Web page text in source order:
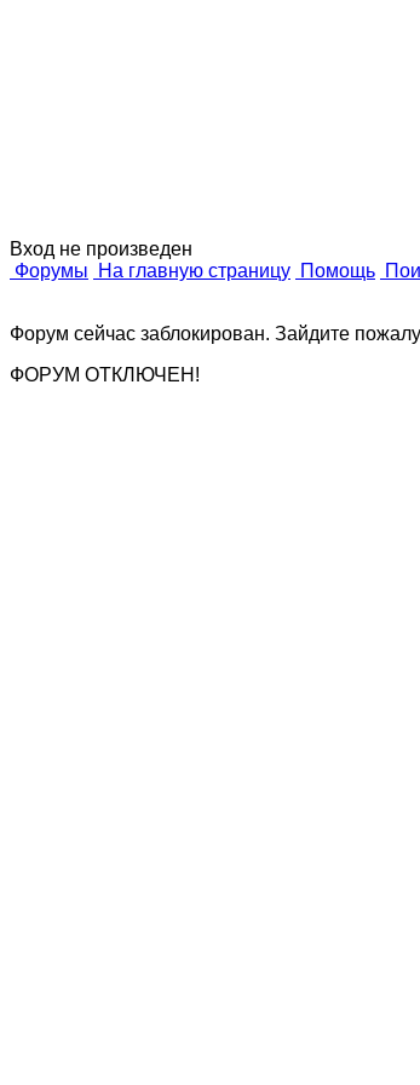
Вход не произведен
Форумы
На главную страницу Помощь
Форум сейчас заблокирован. Зайдите
ФОРУМ ОТКЛЮЧЕН!